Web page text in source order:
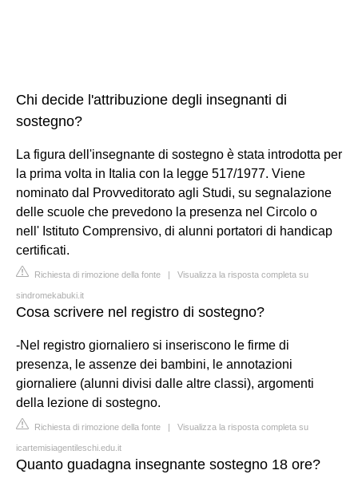
Chi decide l'attribuzione degli insegnanti di
sostegno?
La figura dell'insegnante di sostegno è stata introdotta per
la prima volta in Italia con la legge 517/1977. Viene
nominato dal Provveditorato agli Studi, su segnalazione
delle scuole che prevedono la presenza nel Circolo o
nell' Istituto Comprensivo, di alunni portatori di handicap
certificati.
Richiesta di rimozione della fonte | Visualizza la risposta completa su
sindromekabuki.it
Cosa scrivere nel registro di sostegno?
-Nel registro giornaliero si inseriscono le firme di
presenza, le assenze dei bambini, le annotazioni
giornaliere (alunni divisi dalle altre classi), argomenti
della lezione di sostegno.
Richiesta di rimozione della fonte | Visualizza la risposta completa su
icartemisiagentileschi.edu.it
Quanto guadagna insegnante sostegno 18 ore?